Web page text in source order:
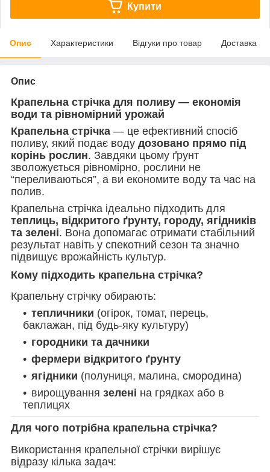
Купити
Опис Характеристики Відгуки про товар Доставка
Опис
Крапельна стрічка для поливу — економія
води та рівномірний урожай
Крапельна стрічка — це ефективний спосіб
поливу, який подає воду дозовано прямо під
корінь рослин. Завдяки цьому ґрунт
зволожується рівномірно, рослини не
“переливаються”, а ви економите воду та час на
полив.
Крапельна стрічка ідеально підходить для
теплиць, відкритого ґрунту, городу, ягідників
та зелені. Вона допомагає отримати стабільний
результат навіть у спекотний сезон та значно
підвищує врожайність культур.
Кому підходить крапельна стрічка?
Крапельну стрічку обирають:
тепличники (огірок, томат, перець,
баклажан, під будь-яку культуру)
городники та дачники
фермери відкритого ґрунту
ягідники (полуниця, малина, смородина)
вирощування зелені на грядках або в
теплицях
Для чого потрібна крапельна стрічка?
Використання крапельної стрічки вирішує
відразу кілька задач: